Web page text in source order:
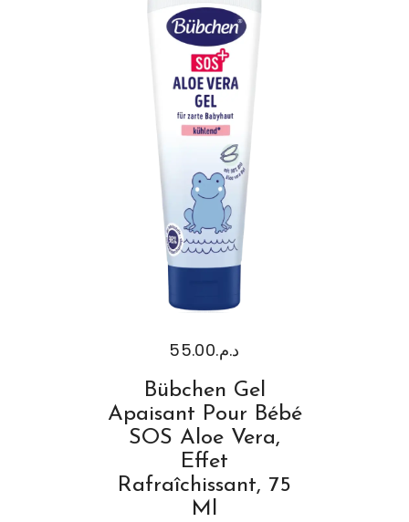
د.م.55.00
Bübchen Gel
Apaisant Pour Bébé
SOS Aloe Vera,
Effet
Rafraîchissant, 75
Ml